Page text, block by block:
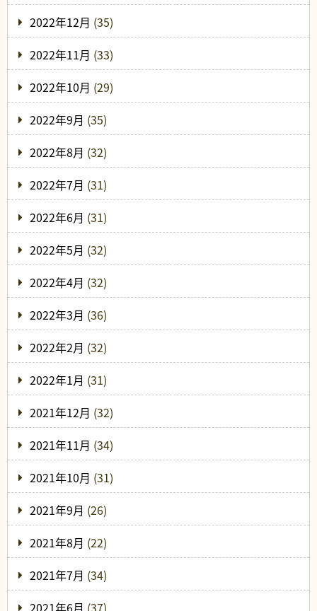
2022年12月 (35)
2022年11月 (33)
2022年10月 (29)
2022年9月 (35)
2022年8月 (32)
2022年7月 (31)
2022年6月 (31)
2022年5月 (32)
2022年4月 (32)
2022年3月 (36)
2022年2月 (32)
2022年1月 (31)
2021年12月 (32)
2021年11月 (34)
2021年10月 (31)
2021年9月 (26)
2021年8月 (22)
2021年7月 (34)
2021年6月 (37)